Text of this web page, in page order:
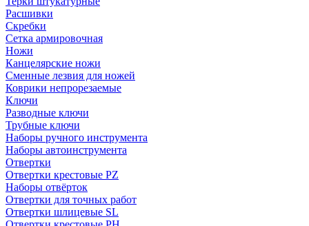
Расшивки
Скребки
Сетка армировочная
Ножи
Канцелярские ножи
Сменные лезвия для ножей
Коврики непрорезаемые
Ключи
Разводные ключи
Трубные ключи
Наборы ручного инструмента
Наборы автоинструмента
Отвертки
Отвертки крестовые PZ
Наборы отвёрток
Отвертки для точных работ
Отвертки шлицевые SL